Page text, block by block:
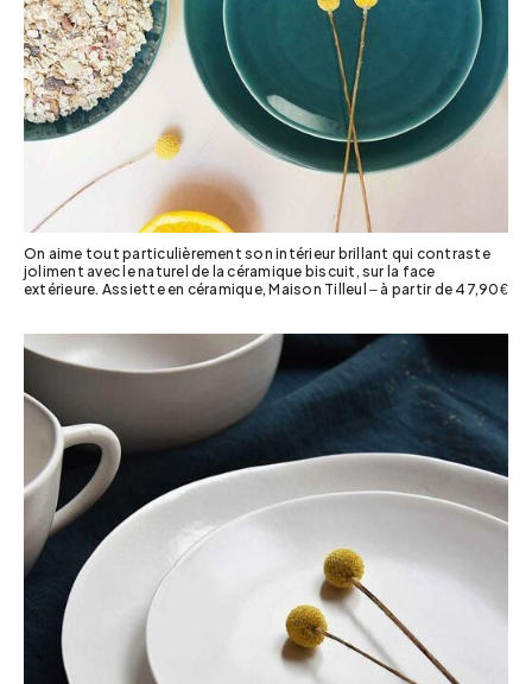
On aime tout particulièrement son intérieur brillant qui contraste
joliment avec le naturel de la céramique biscuit, sur la face
extérieure. Assiette en céramique, Maison Tilleul – à partir de 47,90€